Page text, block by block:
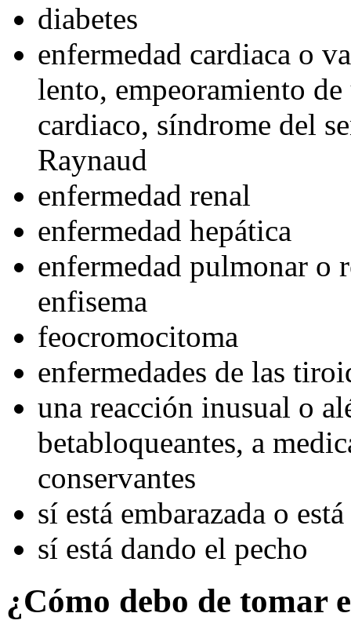
diabetes
enfermedad cardiaca o
lento, empeoramiento
cardiaco, síndrome del
Raynaud
enfermedad renal
enfermedad hepática
enfermedad pulmonar o
enfisema
feocromocitoma
enfermedades de las
una reacción inusual o
betabloqueantes, a
conservantes
sí está embarazada o
sí está dando el pecho
¿Cómo debo de tomar